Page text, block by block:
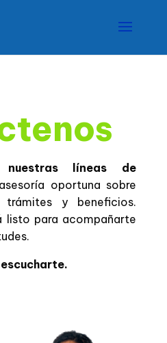
nuestras líneas de
oportuna sobre
trámites y beneficios.
listo para acompañarte